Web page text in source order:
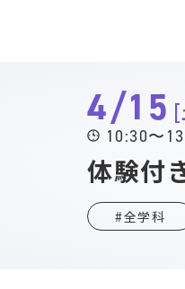
4/15
10:30〜
体験付
#全学科